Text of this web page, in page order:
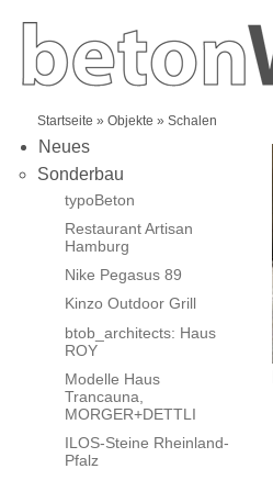
Startseite » Objekte » Schalen
Neues
Sonderbau
typoBeton
Restaurant Artisan
Hamburg
Nike Pegasus 89
Kinzo Outdoor Grill
btob_architects: Haus
ROY
Modelle Haus
Trancauna,
MORGER+DETTLI
ILOS-Steine Rheinland-
Pfalz